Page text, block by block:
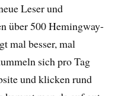
Leser und
über 500 Hemingway-
mal besser, mal
sich pro Tag
und klicken rund